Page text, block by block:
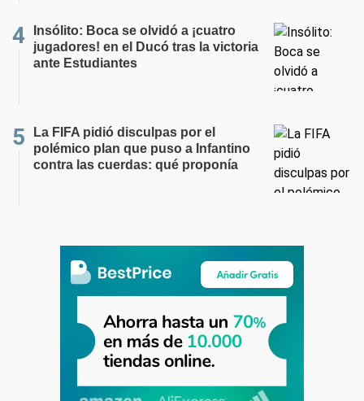
Insólito: Boca se olvidó a ¡cuatro
jugadores! en el Ducó tras la victoria
ante Estudiantes
La FIFA pidió disculpas por el
polémico plan que puso a Infantino
contra las cuerdas: qué proponía